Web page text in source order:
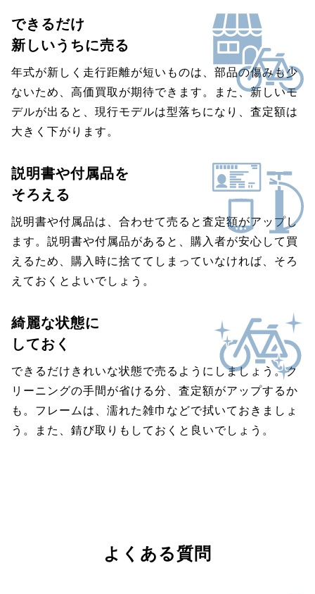
できるだけ
新しいうちに売る
年式が新しく走行距離が短いものは、部品の傷みも少
ないため、高価買取が期待できます。また、新しいモ
デルが出ると、現行モデルは型落ちになり、査定額は
大きく下がります。
説明書や付属品を
そろえる
説明書や付属品は、合わせて売ると査定額がアップし
ます。説明書や付属品があると、購入者が安心して買
えるため、購入時に捨ててしまっていなければ、そろ
えておくとよいでしょう。
綺麗な状態に
しておく
できるだけきれいな状態で売るようにしましょう。ク
リーニングの手間が省ける分、査定額がアップするか
も。フレームは、濡れた雑巾などで拭いておきましょ
う。また、錆び取りもしておくと良いでしょう。
よくある質問